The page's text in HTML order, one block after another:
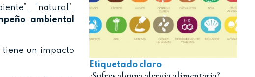
“natural”,
ambiental
tiene un impacto
Etiquetado claro